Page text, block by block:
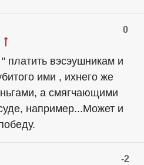
0
платить вэсэушникам и
ими , ихнего же
а смягчающими
например...Может и
-2